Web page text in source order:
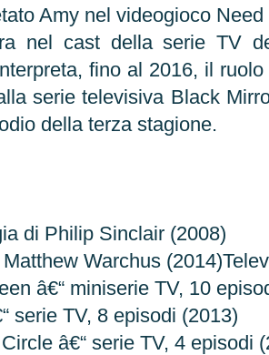
Amy nel videogioco
nel cast della serie TV
fino al 2016, il
serie televisiva Black
della terza stagione.
di Philip Sinclair (2008)
Warchus
â€“ miniserie TV, 10
serie TV, 8 episodi (2013)
â€“ serie TV, 4 episodi